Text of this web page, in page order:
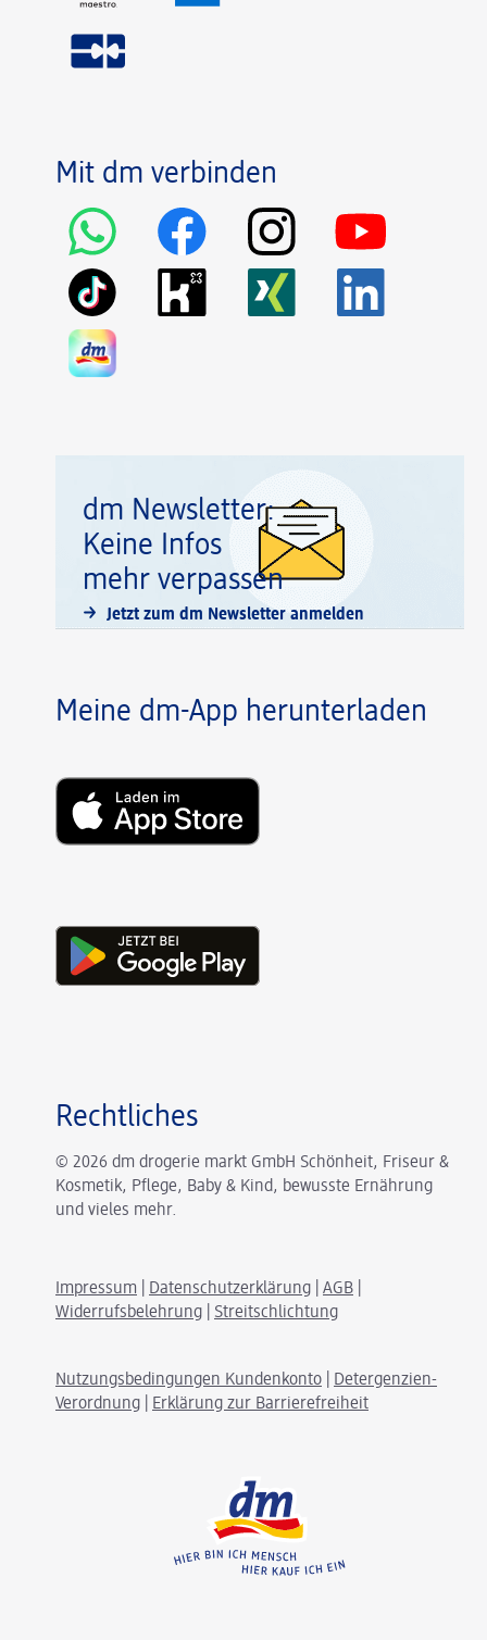
Mit dm verbinden
dm Newsletter:
Keine Infos
mehr verpassen
Jetzt zum dm Newsletter anmelden
Meine dm-App herunterladen
Rechtliches
© 2026 dm drogerie markt GmbH Schönheit, Friseur &
Kosmetik, Pflege, Baby & Kind, bewusste Ernährung
und vieles mehr.
Impressum Datenschutzerklärung AGB
Widerrufsbelehrung
Streitschlichtung
Nutzungsbedingungen Kundenkonto
Detergenzien-
Verordnung
Erklärung zur Barrierefreiheit